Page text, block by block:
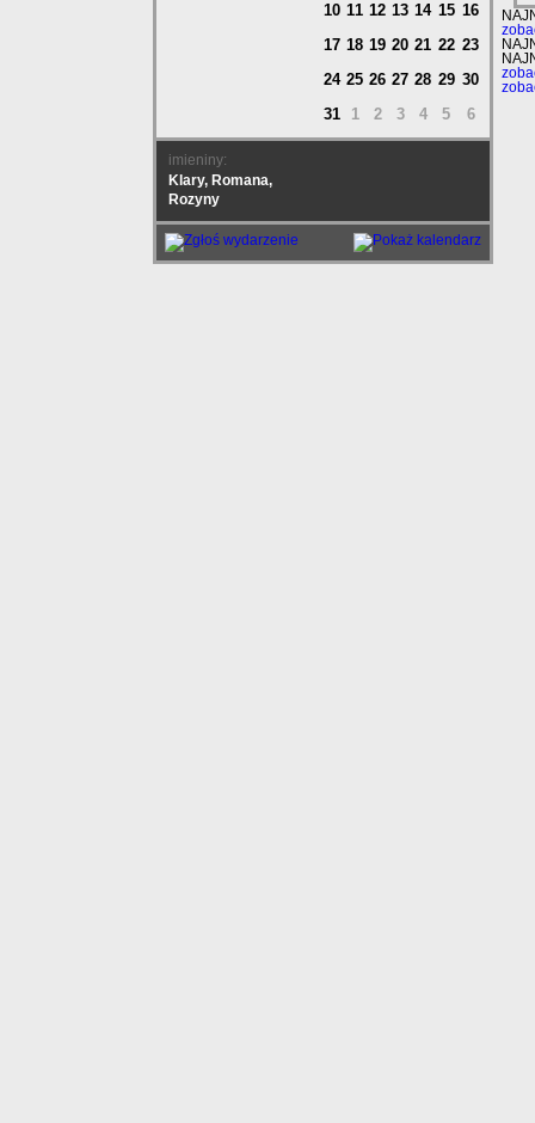
10 11 12 13 14 15 16
17 18 19 20 21 22 23
24 25 26 27 28 29 30
31
1 2 3 4 5 6
imieniny:
Klary, Romana,
Rozyny